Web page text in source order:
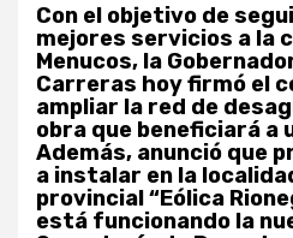
Con el objetivo de
mejores servicios a la
Menucos, la
Carreras hoy firmó el
ampliar la red de
obra que beneficiará a
Además, anunció que
a instalar en la
provincial “Eólica
está funcionando la